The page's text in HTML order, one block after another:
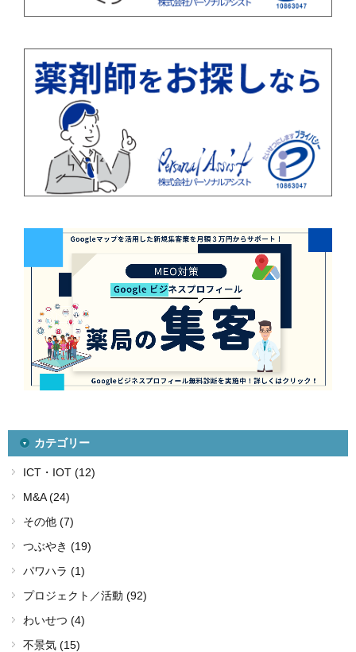
カテゴリー
ICT・IOT (12)
M&A (24)
その他 (7)
つぶやき (19)
パワハラ (1)
プロジェクト／活動 (92)
わいせつ (4)
不景気 (15)